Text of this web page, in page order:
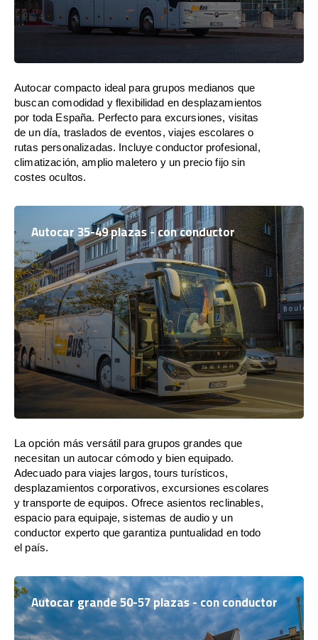
Autocar compacto ideal para grupos medianos que
buscan comodidad y flexibilidad en desplazamientos
por toda España. Perfecto para excursiones, visitas
de un día, traslados de eventos, viajes escolares o
rutas personalizadas. Incluye conductor profesional,
climatización, amplio maletero y un precio fijo sin
costes ocultos.
Autocar 35-49 plazas - con conductor
La opción más versátil para grupos grandes que
necesitan un autocar cómodo y bien equipado.
Adecuado para viajes largos, tours turísticos,
desplazamientos corporativos, excursiones escolares
y transporte de equipos. Ofrece asientos reclinables,
espacio para equipaje, sistemas de audio y un
conductor experto que garantiza puntualidad en todo
el país.
Autocar grande 50-57 plazas - con conductor